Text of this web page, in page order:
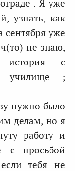
. Я уже
узнать, как
сентября уже
не знаю,
история с
училище ;
нужно было
делам, но я
работу и
с просьбой
тебя не